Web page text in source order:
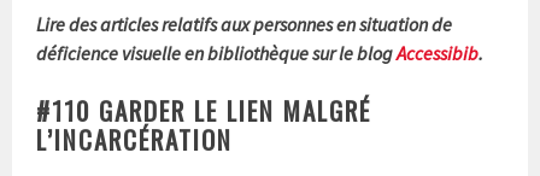
Lire des articles relatifs aux personnes en situation de
déficience visuelle en bibliothèque sur le blogAccessibib.
#110 GARDER LE LIEN MALGRÉ
L’INCARCÉRATION